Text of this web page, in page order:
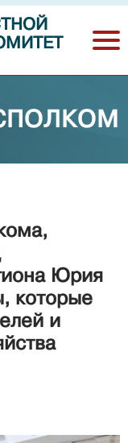
Юрия
которые
и